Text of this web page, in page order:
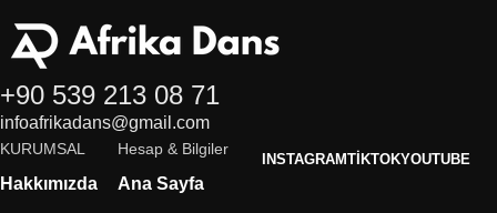
+90 539 213 08 71
infoafrikadans@gmail.com
KURUMSAL
Hakkımızda
Hesap & Bilgiler
Ana Sayfa
INSTAGRAMTIKTOKYOUTUBE